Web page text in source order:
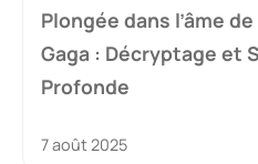
Plongée dans l’âme
Gaga : Décryptage et
Profonde
7 août 2025